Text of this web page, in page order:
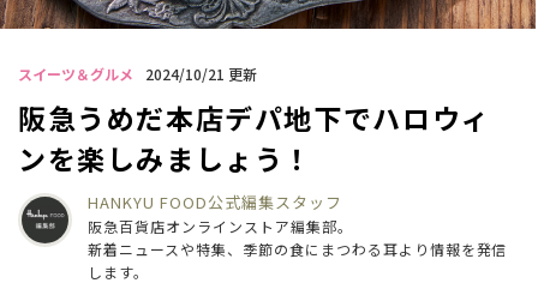
スイーツ＆グルメ 2024/10/21 更新
阪急うめだ本店デパ地下でハロウィ
ンを楽しみましょう！
HANKYU FOOD公式編集スタッフ
阪急百貨店オンラインストア編集部。
新着ニュースや特集、季節の食にまつわる耳より情報を発信
します。